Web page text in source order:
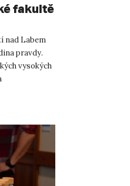
fakultě
nad Labem
pravdy.
vysokých